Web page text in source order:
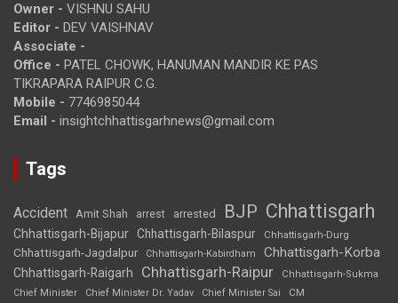
Owner - VISHNU SAHU
Editor - DEV VAISHNAV
Associate -
Office - PATEL CHOWK, HANUMAN MANDIR KE PAS
TIKRAPARA RAIPUR C.G.
Mobile - 7746985044
Email - insightchhattisgarhnews@gmail.com
Tags
Accident Amit Shah arrest arrested BJP Chhattisgarh
Chhattisgarh-Bijapur Chhattisgarh-Bilaspur Chhattisgarh-Durg
Chhattisgarh-Jagdalpur Chhattisgarh-Kabirdham Chhattisgarh-Korba
Chhattisgarh-Raigarh Chhattisgarh-Raipur
Chhattisgarh-Sukma
Chief Minister
Chief Minister Dr. Yadav Chief Minister Sai CM